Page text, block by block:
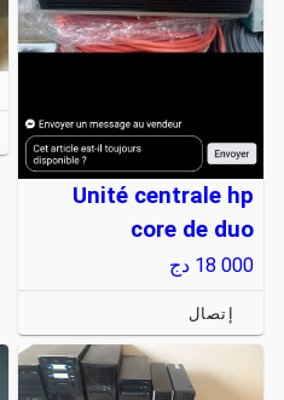
Unité centrale hp
core de duo
18 000 دج
إتصال